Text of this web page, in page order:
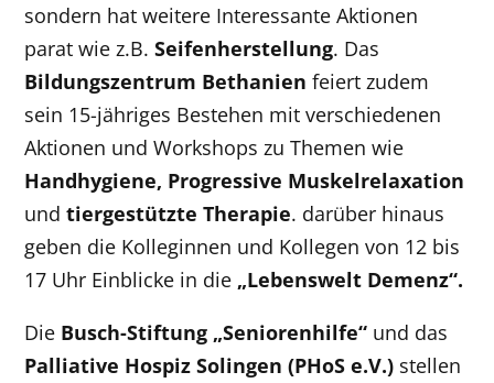
sondern hat weitere Interessante Aktionen
parat wie z.B.Seifenherstellung. Das
Bildungszentrum Bethanien feiert zudem
sein 15-jähriges Bestehen mit verschiedenen
Aktionen und Workshops zu Themen wie
Handhygiene, Progressive Muskelrelaxation
undtiergestützte Therapie. darüber hinaus
geben die Kolleginnen und Kollegen von 12 bis
17 Uhr Einblicke in die „Lebenswelt Demenz“.
Die Busch-Stiftung „Seniorenhilfe“ und das
Palliative Hospiz Solingen (PHoS e.V.) stellen